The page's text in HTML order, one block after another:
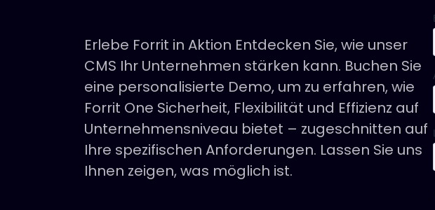
Erlebe Forrit in Aktion Entdecken Sie, wie unser
CMS Ihr Unternehmen stärken kann. Buchen Sie
eine personalisierte Demo, um zu erfahren, wie
Forrit One Sicherheit, Flexibilität und Effizienz auf
Unternehmensniveau bietet – zugeschnitten auf
Ihre spezifischen Anforderungen. Lassen Sie uns
Ihnen zeigen, was möglich ist.